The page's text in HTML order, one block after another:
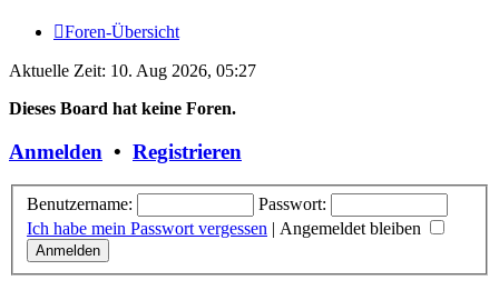
Foren-Übersicht
Aktuelle Zeit: 10. Aug 2026, 05:27
Dieses Board hat keine Foren.
Anmelden • Registrieren
Benutzername:
Passwort:
Ich habe mein Passwort vergessen | Angemeldet bleiben